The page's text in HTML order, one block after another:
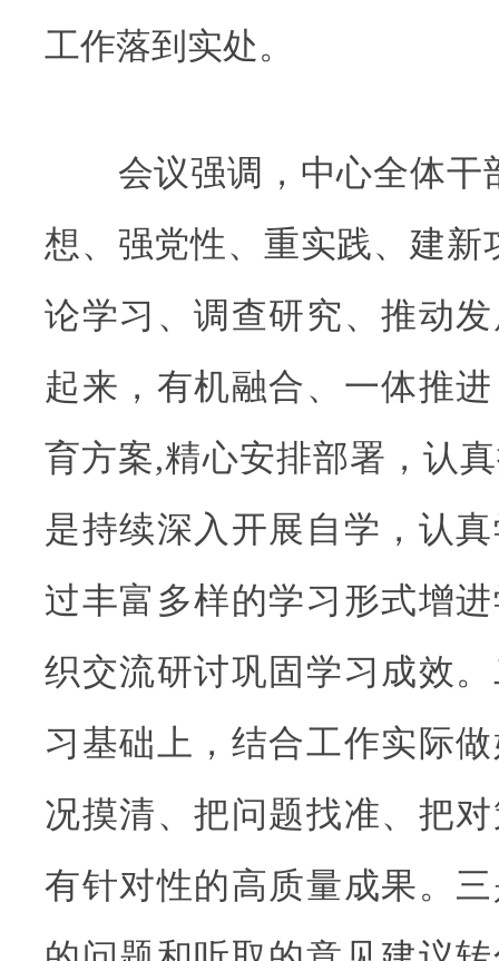
工作落到实处。
会议强调，中心全体干
想、强党性、重实践、建新
论学习、调查研究、推动
起来，有机融合、一体推
育方案,精心安排部署，认
是持续深入开展自学，认
过丰富多样的学习形式增
织交流研讨巩固学习成效
习基础上，结合工作实际
况摸清、把问题找准、把
有针对性的高质量成果。